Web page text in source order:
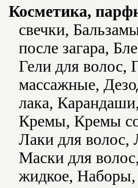
Косметика,
свечки,
после загара,
Гели для волос,
массажные,
лака,
Кремы, Кремы
Лаки для волос,
Маски для
жидкое,